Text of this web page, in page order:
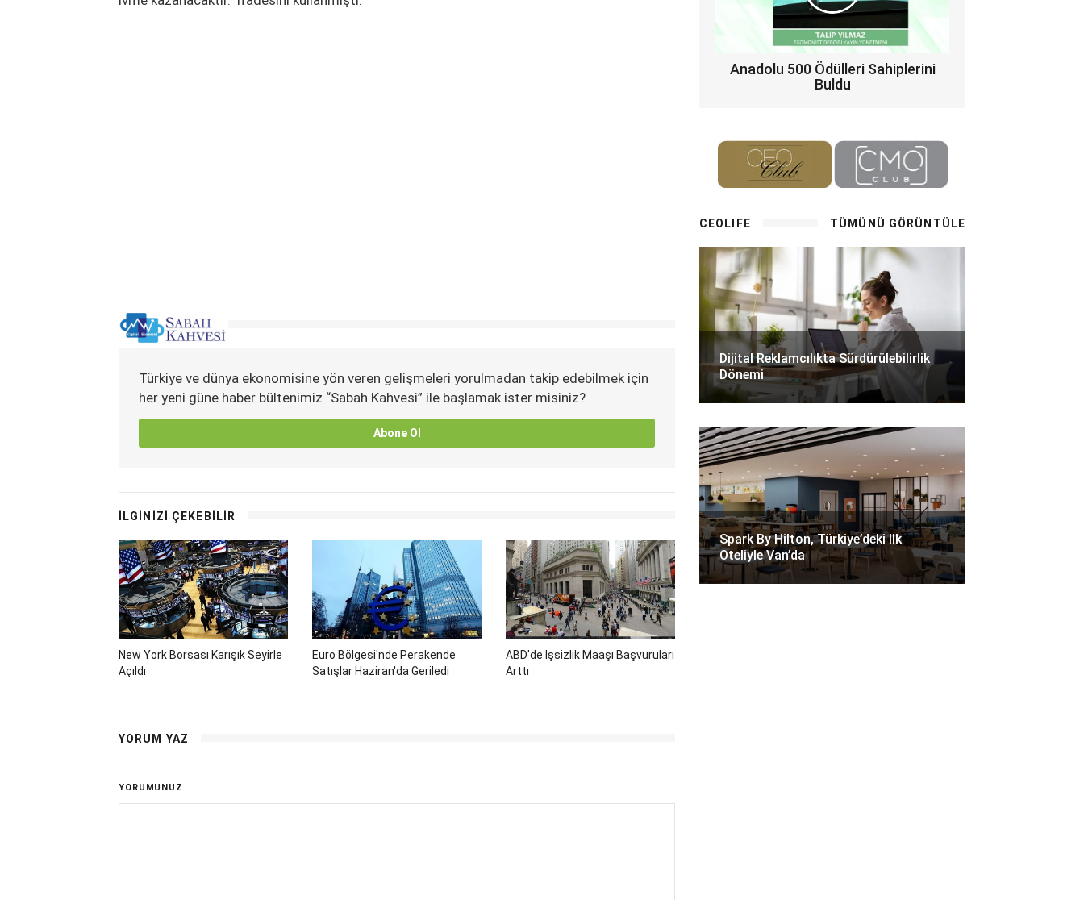
Türkiye ve dünya ekonomisine yön veren gelişmeleri yorulmadan takip edebilmek için
her yeni güne haber bültenimiz “Sabah Kahvesi” ile başlamak ister misiniz?
Abone Ol
İLGİNİZİ ÇEKEBİLİR
New York Borsası Karışık Seyirle
Açıldı
Euro Bölgesi'nde Perakende
Satışlar Haziran'da Geriledi
ABD'de Işsizlik Maaşı Başvuruları
Arttı
YORUM YAZ
YORUMUNUZ
Anadolu 500 Ödülleri Sahiplerini
Buldu
CEOLIFE TÜMÜNÜ GÖRÜNTÜLE
Dijital Reklamcılıkta Sürdürülebilirlik
Dönemi
Spark By Hilton, Türkiye’deki Ilk
Oteliyle Van’da